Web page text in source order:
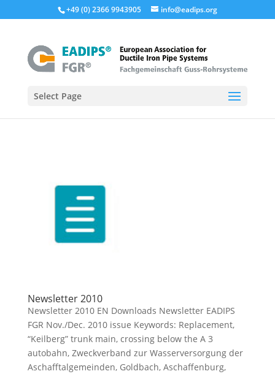
+49 (0) 2366 9943905 info@eadips.org
Select Page
Newsletter 2010
Newsletter 2010 EN Downloads Newsletter EADIPS
FGR Nov./Dec. 2010 issue Keywords: Replacement,
“Keilberg” trunk main, crossing below the A 3
autobahn, Zweckverband zur Wasserversorgung der
Aschafftalgemeinden, Goldbach, Aschaffenburg,